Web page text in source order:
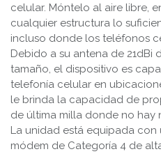
celular. Móntelo al aire libre,
cualquier estructura lo
incluso donde los teléfonos
Debido a su antena de 21dBi
tamaño, el dispositivo es
telefonía celular en
le brinda la capacidad de
de última milla donde no hay
La unidad está equipada con
módem de Categoría 4 de